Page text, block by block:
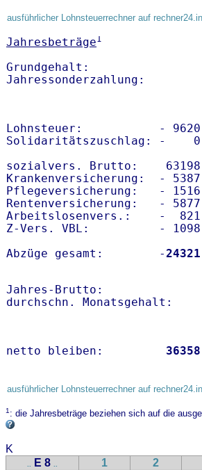
ausführlicher Lohnsteuerrechner auf
Jahresbeträge1
Grundgehalt:
Lohnsteuer:           -
Solidaritätszuschlag: -
sozialvers. Brutto:
Krankenversicherung:  -
Pflegeversicherung:   -
Rentenversicherung:   -
Arbeitslosenvers.:    -
Z-Vers. VBL:          -
Abzüge gesamt:        -
Jahres-Brutto:
netto bleiben:
ausführlicher Lohnsteuerrechner auf
1: die Jahresbeträge beziehen sich auf die
K
.. E 8 .. 1 2